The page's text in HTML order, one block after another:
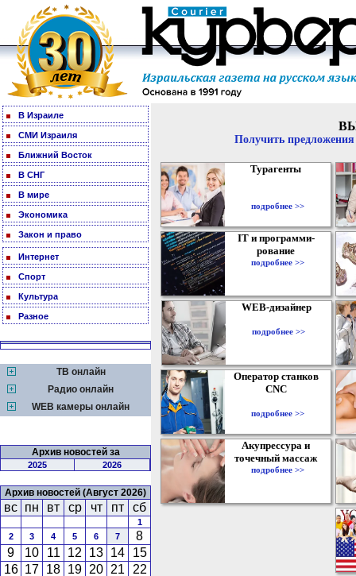
В Израиле
СМИ Израиля
Ближний Восток
В СНГ
В мире
Экономика
Закон и право
Интернет
Спорт
Культура
Разное
ТВ онлайн
Радио онлайн
WEB камеры онлайн
Архив новостей за
2025 2026
Архив новостей (Август 2026)
вс пн вт ср чт пт сб
1
2
3 4 5 6 7
8
9
10 11 12 13 14
15
16 17 18 19 20 21
22
Получить
Турагенты
подробнее >>
IT и программи-
рование
подробнее >>
WEB-дизайнер
подробнее >>
Оператор станков
CNC
подробнее >>
Акупрессура и
точечный массаж
подробнее >>